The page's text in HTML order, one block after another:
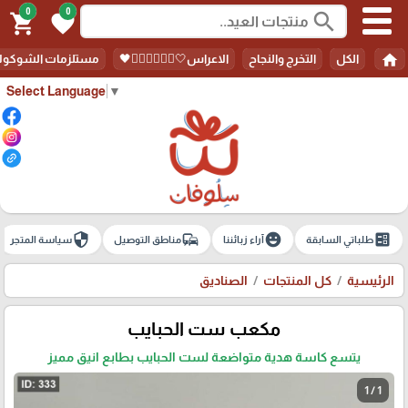
Select Language ▼
search
0
favorite
0
shopping_cart
home الكل التخرج والنجاح الاعراس🤍🤵🏻‍♀️👰🏻‍♀️🖤 مستلزمات
ballotطلباتي السابقة emoji_emotionsآراء زبائننا commuteمناطق التوصيل securityسياسة المتجر
الرئيسية كل المنتجات الصناديق
مكعب ست الحبايب
يتسع كاسة هدية متواضعة لست الحبايب بطابع انيق مميز
1 / 1